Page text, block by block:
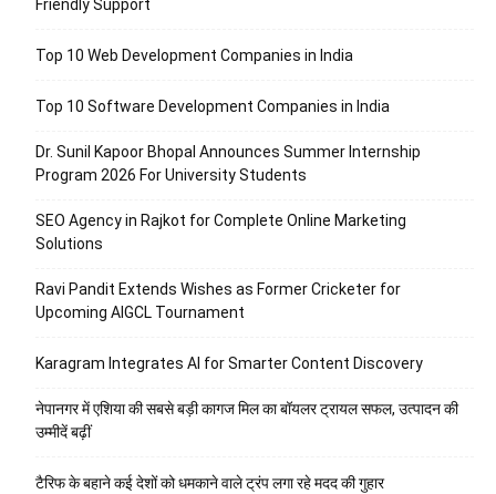
Friendly Support
Top 10 Web Development Companies in India
Top 10 Software Development Companies in India
Dr. Sunil Kapoor Bhopal Announces Summer Internship
Program 2026 For University Students
SEO Agency in Rajkot for Complete Online Marketing
Solutions
Ravi Pandit Extends Wishes as Former Cricketer for
Upcoming AIGCL Tournament
Karagram Integrates AI for Smarter Content Discovery
नेपानगर में एशिया की सबसे बड़ी कागज मिल का बॉयलर ट्रायल सफल, उत्पादन की
उम्मीदें बढ़ीं
टैरिफ के बहाने कई देशों को धमकाने वाले ट्रंप लगा रहे मदद की गुहार